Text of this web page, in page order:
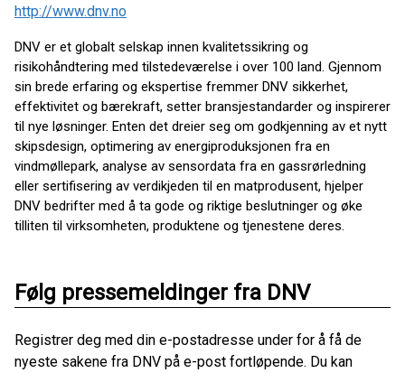
http://www.dnv.no
DNV er et globalt selskap innen kvalitetssikring og
risikohåndtering med tilstedeværelse i over 100 land. Gjennom
sin brede erfaring og ekspertise fremmer DNV sikkerhet,
effektivitet og bærekraft, setter bransjestandarder og inspirerer
til nye løsninger. Enten det dreier seg om godkjenning av et nytt
skipsdesign, optimering av energiproduksjonen fra en
vindmøllepark, analyse av sensordata fra en gassrørledning
eller sertifisering av verdikjeden til en matprodusent, hjelper
DNV bedrifter med å ta gode og riktige beslutninger og øke
tilliten til virksomheten, produktene og tjenestene deres.
Følg pressemeldinger fra DNV
Registrer deg med din e-postadresse under for å få de
nyeste sakene fra DNV på e-post fortløpende. Du kan